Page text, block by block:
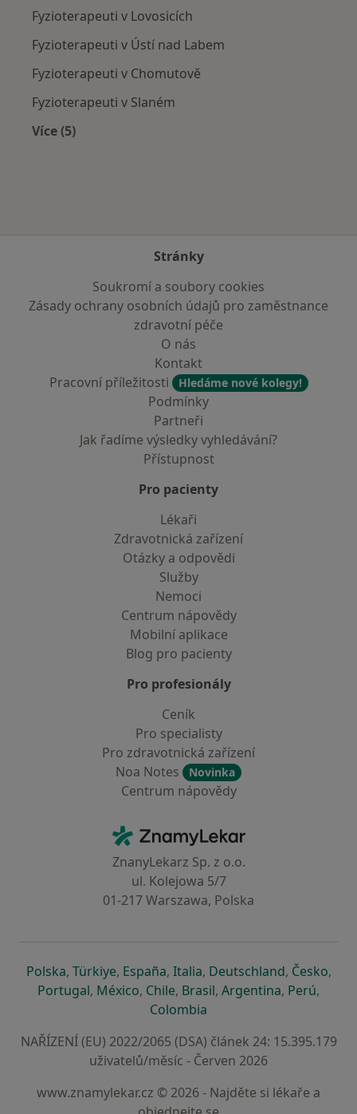
Fyzioterapeuti v Lovosicích
Fyzioterapeuti v Ústí nad Labem
Fyzioterapeuti v Chomutově
Fyzioterapeuti v Slaném
Více (5)
Stránky
Soukromí a soubory cookies
Zásady ochrany osobních údajů pro zaměstnance
zdravotní péče
O nás
Kontakt
Pracovní příležitosti
Hledáme nové kolegy!
Podmínky
Partneři
Jak řadíme výsledky vyhledávání?
Přístupnost
Pro pacienty
Lékaři
Zdravotnická zařízení
Otázky a odpovědi
Služby
Nemoci
Centrum nápovědy
Mobilní aplikace
Blog pro pacienty
Pro profesionály
Ceník
Pro specialisty
Pro zdravotnická zařízení
Noa Notes
Novinka
Centrum nápovědy
ZnamyLekar - Hlavní stránka
ZnanyLekarz Sp. z o.o.
ul. Kolejowa 5/7
01-217 Warszawa, Polska
Polskase otevře v nové záložce
, Türkiyese otevře v nové záložce
, Españase otevře v nové záložce
, Italiase otevře v nové záložce
, Deutschlandse otevře v
, Českose
,
Portugalse otevře v nové záložce
, Méxicose otevře v nové záložce
, Chilese otevře v nové záložce
, Brasilse otevře v nové
, Argentinase otevře v
, Perúse
,
Colombia
NAŘÍZENÍ (EU) 2022/2065 (DSA) článek 24: 15.395.179
uživatelů/měsíc - Červen 2026
www.znamylekar.cz © 2026 - Najděte si lékaře a